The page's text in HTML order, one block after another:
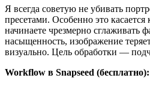
Я всегда советую не убивать
пресетами. Особенно это
начинаете чрезмерно сглаживать
насыщенность, изображение
визуально. Цель обработки —
Workflow в Snapseed (бесплатно):